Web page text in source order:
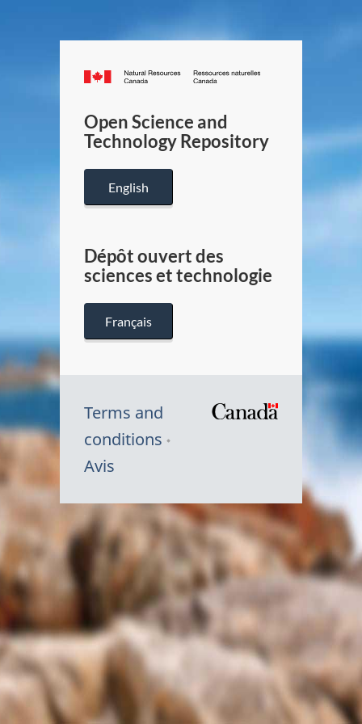
Canada.ca
/
Canada
Open Science and
Technology Repository
English
Dépôt ouvert des
sciences et technologie
Français
Terms and
conditions
Avis
Symbole
du
Canada